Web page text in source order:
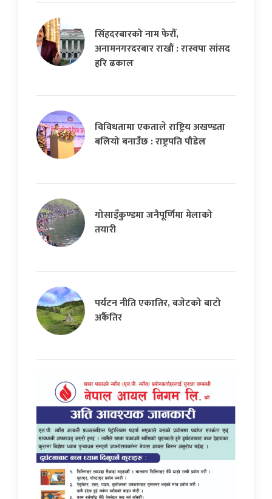
सिंहदरबारको नाम फेरौं,
अनामनगरदरबार राखौं : रास्वपा सांसद
हरि ढकाल
विविधतामा एकताले राष्ट्रिय अखण्डता
बलियो बनाउँछ : राष्ट्रपति पौडेल
गोसाइँकुण्डमा जनैपूर्णिमा मेलाको
तयारी
पर्यटन नीति एकातिर, बजेटको बाटो
अर्कैतिर